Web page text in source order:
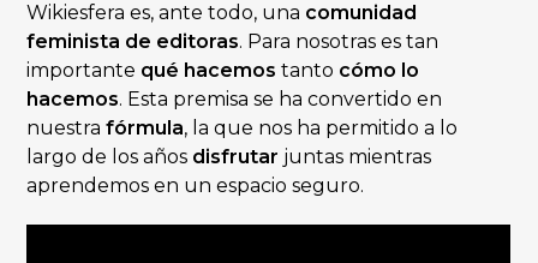
Wikiesfera es, ante todo, una comunidad
feminista de editoras. Para nosotras es tan
importante qué hacemos tanto cómo lo
hacemos. Esta premisa se ha convertido en
nuestrafórmula, la que nos ha permitido a lo
largo de los años disfrutar juntas mientras
aprendemos en un espacio seguro.